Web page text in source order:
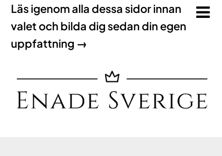
Läs igenom alla dessa sidor innan
valet och bilda dig sedan din egen
uppfattning →